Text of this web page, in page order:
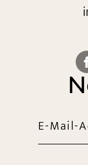
E-Mail-